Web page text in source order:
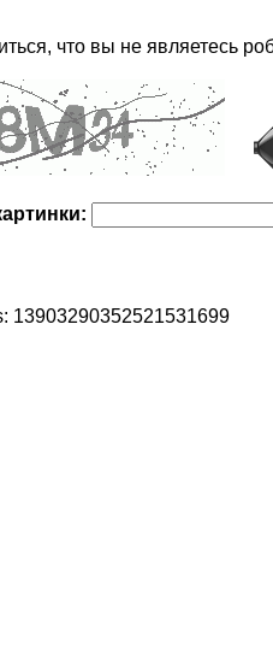
что вы не являетесь
13903290352521531699